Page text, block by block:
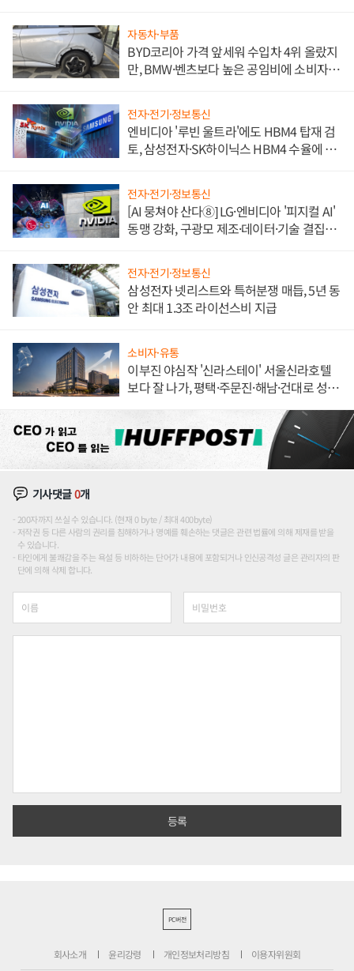
자동차·부품
BYD코리아 가격 앞세워 수입차 4위 올랐지
만, BMW·벤츠보다 높은 공임비에 소비자
전자·전기·정보통신
엔비디아 '루빈 울트라'에도 HBM4 탑재 검
토, 삼성전자·SK하이닉스 HBM4 수율에 주
전자·전기·정보통신
[AI 뭉쳐야 산다⑧] LG·엔비디아 '피지컬 AI'
동맹 강화, 구광모 제조·데이터·기술 결집
전자·전기·정보통신
삼성전자 넷리스트와 특허분쟁 매듭, 5년 동
안 최대 1.3조 라이선스비 지급
소비자·유통
이부진 야심작 '신라스테이' 서울신라호텔
보다 잘 나가, 평택·주문진·해남·건대로 성
기사댓글0개
200자까지 쓰실 수 있습니다. (현재 0 byte / 최대 400byte)
저작권 등 다른 사람의 권리를 침해하거나 명예를 훼손하는 댓글은 관련 법률에 의해 제재를 받을
수 있습니다.
타인에게 불쾌감을 주는 욕설 등 비하하는 단어가 내용에 포함되거나 인신공격성 글은 관리자의 판
단에 의해 삭제 합니다.
PC버전
회사소개 윤리강령 개인정보처리방침 이용자위원회